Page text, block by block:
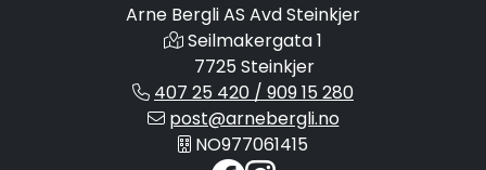
Arne Bergli AS Avd Steinkjer
Seilmakergata 1
7725 Steinkjer
407 25 420 / 909 15 280
post@arnebergli.no
NO977061415